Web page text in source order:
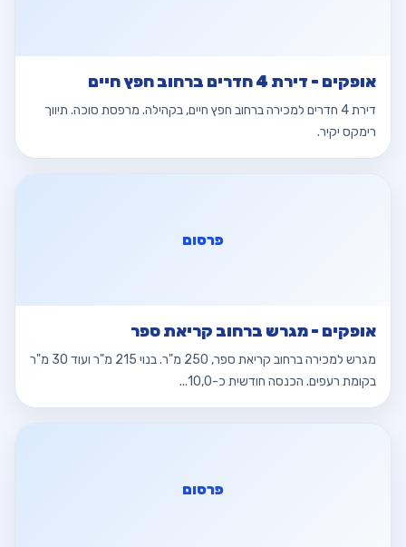
אופקים - דירת 4 חדרים ברחוב חפץ חיים
דירת 4 חדרים למכירה ברחוב חפץ חיים, בקהילה. מרפסת סוכה. תיווך
רימקס יקיר.
פרסום
אופקים - מגרש ברחוב קריאת ספר
מגרש למכירה ברחוב קריאת ספר, 250 מ"ר. בנוי 215 מ"ר ועוד 30 מ"ר
בקומת רעפים. הכנסה חודשית כ-10,0...
פרסום